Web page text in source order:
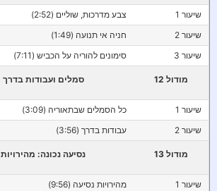
שיעור 1
צבע מדרכות, שוליים (2:52)
שיעור 2
חניה אי תנועה (1:49)
שיעור 3
סימונים להוריה על הכביש (7:11)
מודול 12 סמלים ועבודות בדרך
שיעור 1
כל הסמלים שבתאוריה (3:09)
שיעור 2
עבודות בדרך (3:56)
מודול 13 נסיעה נכונה: מהירויות
שיעור 1
מהירויות נסיעה (9:56)